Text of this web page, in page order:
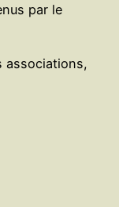
par le
associations,